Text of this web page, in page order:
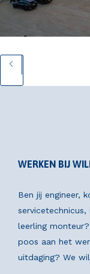
WERKEN BIJ
Ben jij engineer,
leerling
poos aan het
uitdaging? We